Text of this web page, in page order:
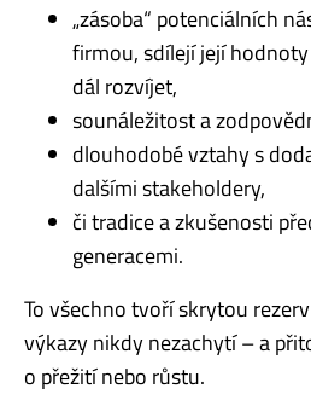
„zásoba“ potenciálních
firmou, sdílejí její
dál rozvíjet,
sounáležitost a
dlouhodobé vztahy s
dalšími stakeholdery,
či tradice a zkušenosti
generacemi.
To všechno tvoří skrytou
výkazy nikdy nezachytí – a
o přežití nebo růstu.